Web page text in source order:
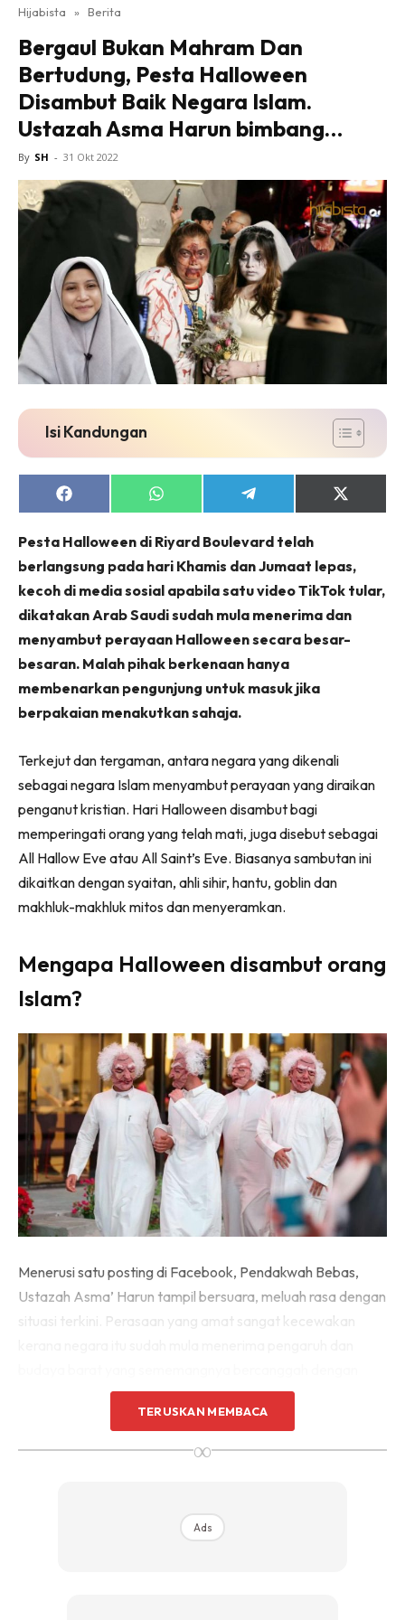
Hijabista » Berita
Bergaul Bukan Mahram Dan
Bertudung, Pesta Halloween
Disambut Baik Negara Islam.
Ustazah Asma Harun bimbang…
By SH - 31 Okt 2022
Isi Kandungan
Share
on
Share
on
Share
on
Share
on
Pesta Halloween di Riyard Boulevard telah
berlangsung pada hari Khamis dan Jumaat lepas,
kecoh di media sosial apabila satu video TikTok tular,
dikatakan Arab Saudi sudah mula menerima dan
menyambut perayaan Halloween secara besar-
besaran. Malah pihak berkenaan hanya
membenarkan pengunjung untuk masuk jika
berpakaian menakutkan sahaja.
Terkejut dan tergaman, antara negara yang dikenali
sebagai negara Islam menyambut perayaan yang diraikan
penganut kristian. Hari Halloween disambut bagi
memperingati orang yang telah mati, juga disebut sebagai
All Hallow Eve atau All Saint’s Eve. Biasanya sambutan ini
dikaitkan dengan syaitan, ahli sihir, hantu, goblin dan
makhluk-makhluk mitos dan menyeramkan.
Mengapa Halloween disambut orang
Islam?
Menerusi satu posting di Facebook, Pendakwah Bebas,
Ustazah Asma’ Harun tampil bersuara, meluah rasa dengan
situasi terkini. Perasaan yang amat sangat kecewakan
TERUSKAN MEMBACA
∞
Ads